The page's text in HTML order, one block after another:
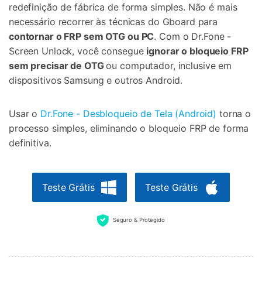
redefinição de fábrica de forma simples. Não é mais
necessário recorrer às técnicas do Gboard para
contornar o FRP sem OTG ou PC. Com o Dr.Fone -
Screen Unlock, você consegue ignorar o bloqueio FRP
sem precisar de OTGou computador, inclusive em
dispositivos Samsung e outros Android.
Usar o Dr.Fone - Desbloqueio de Tela (Android) torna o
processo simples, eliminando o bloqueio FRP de forma
definitiva.
Teste Grátis Teste Grátis
Seguro & Protegido